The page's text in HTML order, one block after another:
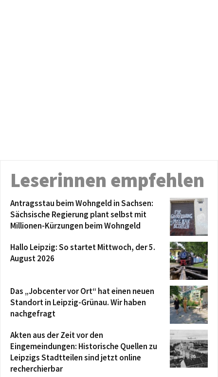
Leserinnen empfehlen
Antragsstau beim Wohngeld in Sachsen:
Sächsische Regierung plant selbst mit
Millionen-Kürzungen beim Wohngeld
Hallo Leipzig: So startet Mittwoch, der 5.
August 2026
Das „Jobcenter vor Ort“ hat einen neuen
Standort in Leipzig-Grünau. Wir haben
nachgefragt
Akten aus der Zeit vor den
Eingemeindungen: Historische Quellen zu
Leipzigs Stadtteilen sind jetzt online
recherchierbar